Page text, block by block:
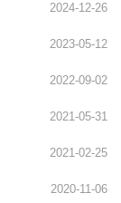
2024-12-26
2023-05-12
2022-09-02
2021-05-31
2021-02-25
2020-11-06